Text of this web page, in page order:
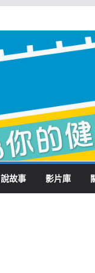
說故事 影片庫